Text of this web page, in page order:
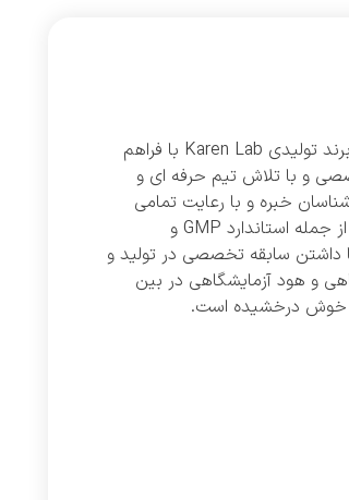
شرکت کارن پویا نوآور با برند تولیدی Karen Lab با فراهم
و با تلاش تیم حرفه ای و
خبره و با رعایت تمامی
استانداردهای بین المللی از جمله استاندارد GMP و
17025 و با داشتن سابقه تخصصی در تولید و
و هود آزمایشگاهی در بین
خوش درخشیده است.